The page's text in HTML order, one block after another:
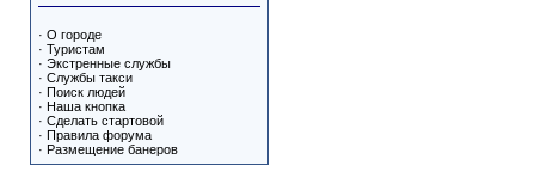
· О городе
· Туристам
· Экстренные службы
· Службы такси
· Поиск людей
· Наша кнопка
· Сделать стартовой
· Правила форума
· Размещение банеров